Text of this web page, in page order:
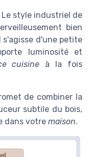
style industriel de
bien
s'agisse d'une petite
luminosité et
cuisine à la fois
de combiner la
subtile du bois,
dans votre maison.